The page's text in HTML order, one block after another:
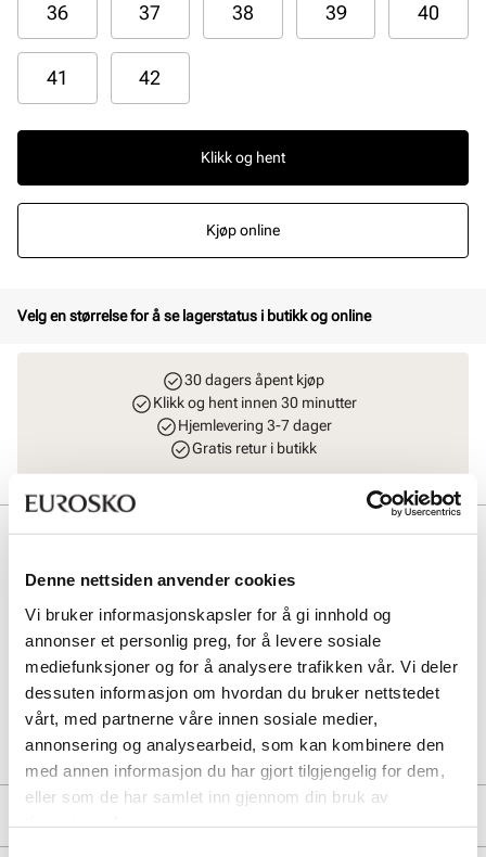
Denne nettsiden anvender cookies
Vi bruker informasjonskapsler for å gi innhold og
annonser et personlig preg, for å levere sosiale
mediefunksjoner og for å analysere trafikken vår. Vi deler
dessuten informasjon om hvordan du bruker nettstedet
vårt, med partnerne våre innen sosiale medier,
annonsering og analysearbeid, som kan kombinere den
med annen informasjon du har gjort tilgjengelig for dem,
eller som de har samlet inn gjennom din bruk av
36 37 38 39 40
41 42
Klikk og hent
Kjøp online
Velg en størrelse for å se lagerstatus i butikk og online
30 dagers åpent kjøp
Klikk og hent innen 30 minutter
Hjemlevering 3-7 dager
Gratis retur i butikk
Beskrivelse
Moderne slip-in skinnsandal med en eksklusiv look og lekre detaljer
innersåle og en fleksibel yttersåle i gummi for optimal komfort.
Tåpartiet har en firkantet finish som gir et moderne uttrykk og god
passform.
Art. nr 41263005
Lev. art. nr26V1173